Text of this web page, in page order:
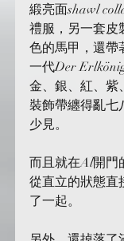
緞亮面shawl
禮服，另一套皮
色的馬甲，還帶
一代Der
金、銀、紅、紫
裝飾帶纏得亂七
少見。
而且就在Al開門
從直立的狀態直
了一起。